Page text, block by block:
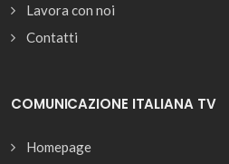
Lavora con noi
Contatti
COMUNICAZIONE ITALIANA TV
Homepage